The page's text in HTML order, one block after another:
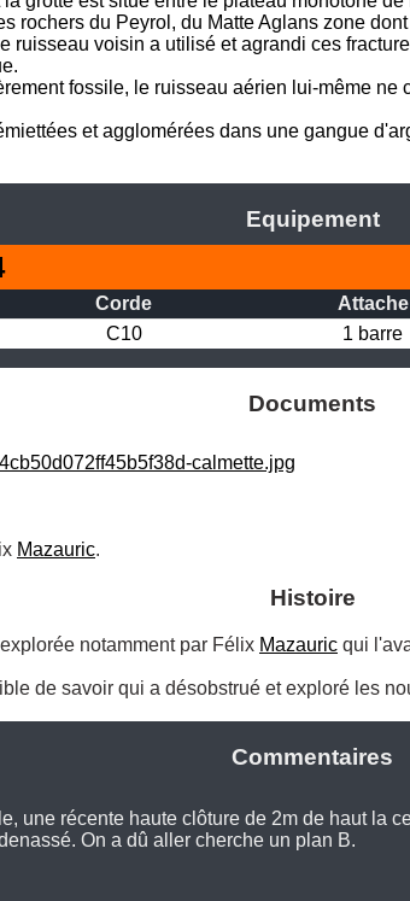
rochers du Peyrol, du Matte Aglans zone
ruisseau voisin a utilisé et agrandi ces
fossile, le ruisseau aérien lui-même ne
et agglomérées dans une gangue
Equipement
Corde Attache
C10 1 barre
Documents
calmette.jpg
Mazauric.
Histoire
notamment par Félix Mazauric qui
de savoir qui a désobstrué et exploré les
Commentaires
une récente haute clôture de 2m de haut la
On a dû aller cherche un plan B.